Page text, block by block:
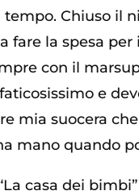
tempo. Chiuso il
fare la spesa per
con il
e
mia suocera
mano quando
casa dei